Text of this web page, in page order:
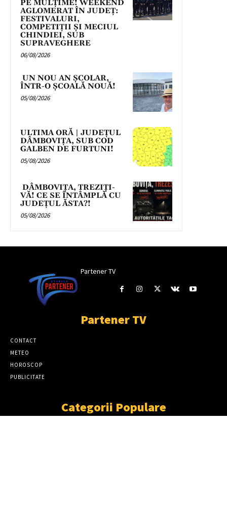
PE MULȚIME! WEEKEND
AGLOMERAT ÎN JUDEȚ:
FESTIVALURI,
COMPETIȚII ȘI MECIUL
CHINDIEI, SUB
SUPRAVEGHERE
06/08/2026
UN NOU AN ȘCOLAR,
ÎNTR-O ȘCOALĂ NOUĂ!
05/08/2026
ULTIMA ORĂ | JUDEȚUL
DÂMBOVIȚA, SUB COD
GALBEN DE FURTUNI!
05/08/2026
DÂMBOVIȚA, TREZIȚI-
VĂ! CE SE ÎNTÂMPLĂ CU
JUDEȚUL ĂSTA?!
05/08/2026
Partener TV
Partener TV
CONTACT
METEO
HOROSCOP
PUBLICITATE
Categorii Populare